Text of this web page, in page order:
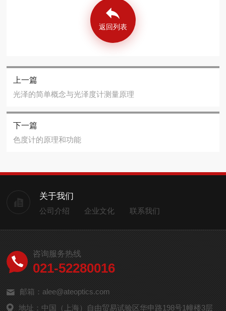
返回列表
上一篇
光泽的简单概念与光泽度计测量原理
下一篇
色度计的原理和功能
关于我们
公司介绍 企业文化 联系我们
咨询服务热线
021-52280016
邮箱：alee@ateoptics.com
地址：中国（上海）自由贸易试验区华申路198号1幢楼3层